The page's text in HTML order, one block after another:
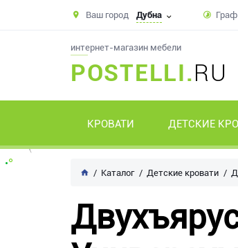
Ваш город Дубна
интернет-магазин мебели
POSTELLI.RU
КРОВАТИ ДЕТСКИЕ
Каталог Детские кровати